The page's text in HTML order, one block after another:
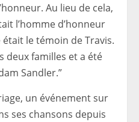
Au lieu de cela,
l’homme d’honneur
était le témoin de Travis.
deux familles et a été
Sandler.”
un événement sur
ses chansons depuis